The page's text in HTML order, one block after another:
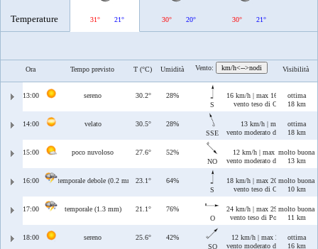
Temperature 31° 21° 30° 20° 30° 21°
Ora Tempo previsto T (°C) Umidità Vento: km/h<-->nodi Visibilità
13:00 sereno 30.2°
28%
S
16 km/h | max 16 km/h
vento teso di Ostro
ottima
18 km
14:00 velato 30.5°
28%
SSE
13 km/h | max 13 km/h
vento moderato di Ostro/
ottima
18 km
15:00 poco nuvoloso 27.6°
52%
NO
12 km/h | max 17 km/h
vento moderato di Maestrale
molto buona
13 km
16:00 temporale debole (0.2 mm) 23.1°
64%
S
18 km/h | max 20 km/h
vento teso di Ostro
molto buona
10 km
17:00 temporale (1.3 mm) 21.1°
76%
O
24 km/h | max 29 km/h
vento teso di Ponente
molto buona
11 km
18:00 sereno 25.6°
42%
SO
12 km/h | max 22 km/h
vento moderato di Libeccio
ottima
16 km